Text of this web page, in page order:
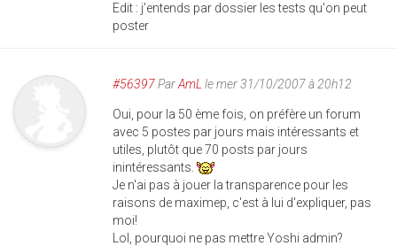
Edit : j'entends par dossier les tests qu'on peut
poster
#56397ParAmL le mer 31/10/2007 à 20h12
Oui, pour la 50 ème fois, on préfère un forum
avec 5 postes par jours mais intéressants et
utiles, plutôt que 70 posts par jours
inintéressants.
Je n'ai pas à jouer la transparence pour les
raisons de maximep, c'est à lui d'expliquer, pas
moi!
Lol, pourquoi ne pas mettre Yoshi admin?